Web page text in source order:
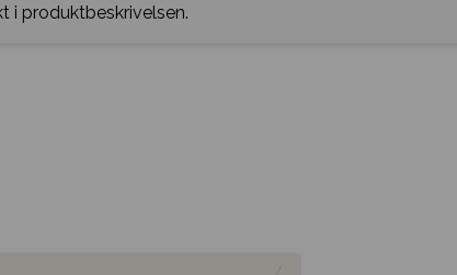
i produktbeskrivelsen.